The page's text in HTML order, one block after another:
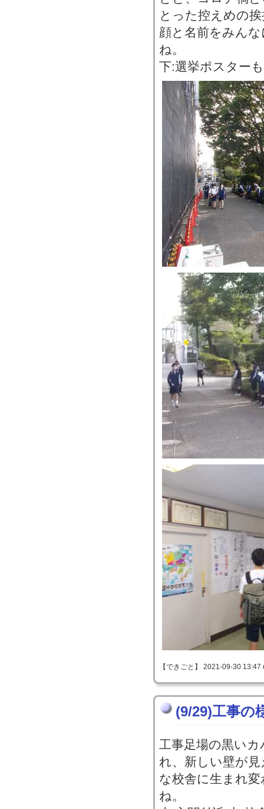
とった控えめの
顔と名前をみん
ね。
下:選挙ポスター
【できごと】 2021-09-30
(9/29)工事の
工事足場の黒い
れ、新しい壁が
な校舎に生まれ
ね。